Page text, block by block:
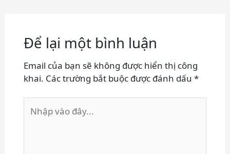
Để lại một bình luận
Email của bạn sẽ không được hiển thị công
khai. Các trường bắt buộc được đánh dấu *
vào